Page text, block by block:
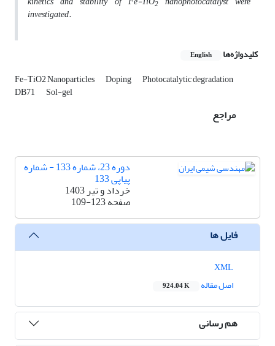
2
investigated.
کلیدواژه‌ها English
Fe-TiO2 Nanoparticles Doping Photocatalytic degradation
DB71 Sol-gel
مراجع
دوره 23، شماره 133 - شماره
پیاپی 133
خرداد و تیر 1403
صفحه109-123
فایل ها
اصل مقاله
924.04 K
هم رسانی